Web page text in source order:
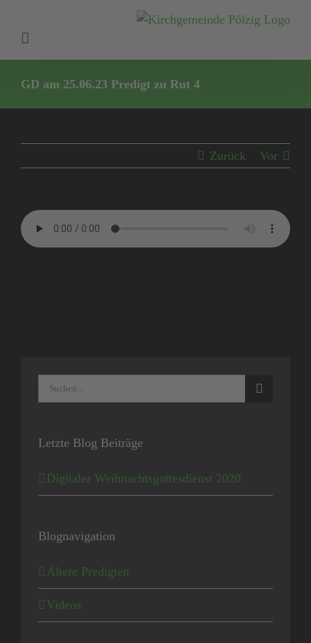
springen
GD am 25.06.23 Predigt zu Rut 4
Zurück Vor
Suche
nach:
Letzte Blog Beiträge
Digitaler Weihnachtsgottesdienst 2020
Blognavigation
Ältere Predigten
Videos